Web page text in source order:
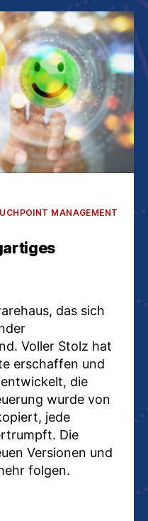
MANAGEMENT
das sich
Voller Stolz hat
erschaffen und
die
wurde von
jede
Die
Versionen und
folgen.